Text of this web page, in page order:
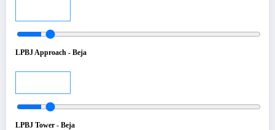
LPBJ Approach - Beja
LPBJ Tower - Beja